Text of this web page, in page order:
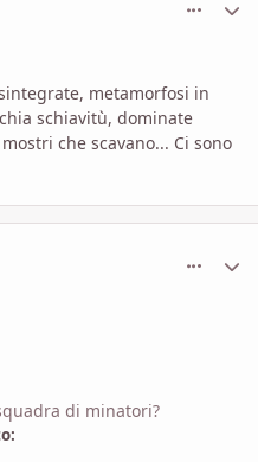
metamorfosi in
schiavitù, dominate
che scavano... Ci sono
di minatori?